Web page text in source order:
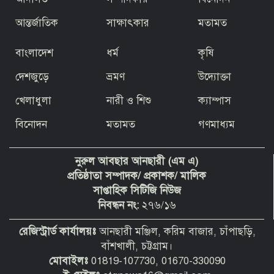
জবর দখলের হুমকির অভিযোগ
দুদককে নিয়ে অবাক করা তথ্য দিলেন সেই
পিপি
বাংলাদেশের মানুষ বুঝে গেছে রাজনীতির
খেলা
Vertex Life International Ltd-এর ৫
কর্মকর্তার বিরুদ্ধে টাকা আত্মসাতের মামলা
“ভিত্তিহীন ও উদ্দেশ্যপ্রণোদিত সংবাদের
আন্তর্জাতিক
সাক্ষাৎকার
মতামত
বাংলাদেশ
দেশজুড়ে
খেলাধুলা
বিনোদন
ধর্ম
ভ্রমণ
নারী ও শিশু
মতামত
কৃষি
উদ্যোক্তা
ক্যাম্পাস
গণমাধ্যম
নুরুল আবছার আনছারী (এম এ)
প্রতিষ্ঠাতা সম্পাদক/ প্রকাশক/ মালিক
সাপ্তাহিক সিটিজি নিউজ
নিবন্ধন নং:২৭৬/১৬
রেজিস্ট্রার্ড কার্যালয়ঃআনছারী মঞ্জিল, করিম বাজার, চাঁপাছড়ি,
বাঁশখালী, চট্টগ্রাম।
মোবাইলঃ01819-107730, 01670-330090